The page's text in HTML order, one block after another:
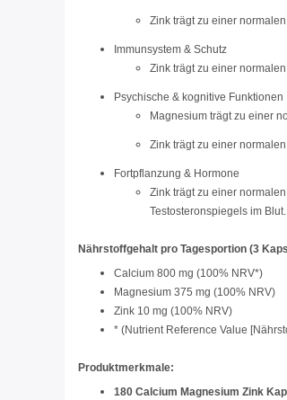
Zink trägt zu einer
Immunsystem & Schutz
Zink trägt zu einer
Psychische & kognitive Funktionen
Magnesium trägt zu einer
Zink trägt zu einer
Fortpflanzung & Hormone
Zink trägt zu einer
Testosteronspiegels im Blut.
Nährstoffgehalt pro Tagesportion (3
Calcium 800 mg (100% NRV*)
Magnesium 375 mg (100% NRV)
Zink 10 mg (100% NRV)
* (Nutrient Reference Value
Produktmerkmale:
180 Calcium Magnesium Zink